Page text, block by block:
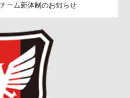
ーム新体制のお知らせ